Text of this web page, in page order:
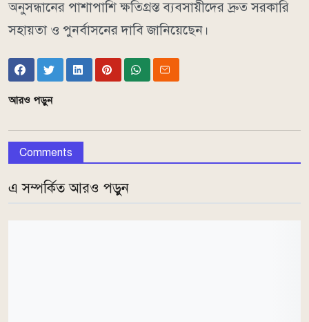
অনুসন্ধানের পাশাপাশি ক্ষতিগ্রস্ত ব্যবসায়ীদের দ্রুত সরকারি
সহায়তা ও পুনর্বাসনের দাবি জানিয়েছেন।
আরও পড়ুন
Comments
এ সম্পর্কিত আরও পড়ুন